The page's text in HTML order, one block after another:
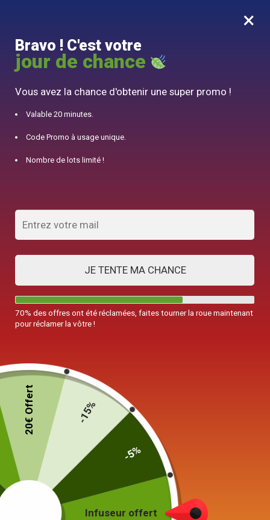
0
10% offert pour 50€ d’achats avec le code DJINN10
Service à Thé Anglais
AFFICHER LES FILTRES
Théière en Porcelaine avec
Tasse Tea For One 500ml
129,00
Ajouter au panier
×
Bravo ! C'est votre
jour de chance
Vous avez la chance d'obtenir une super promo !
Valable 20 minutes.
Code Promo à usage unique.
Nombre de lots limité !
JE TENTE MA CHANCE
70% des offres ont été réclamées, faites tourner la roue maintenant
pour réclamer la vôtre !
Infuseur offert
20€ Offert -15%
-5%